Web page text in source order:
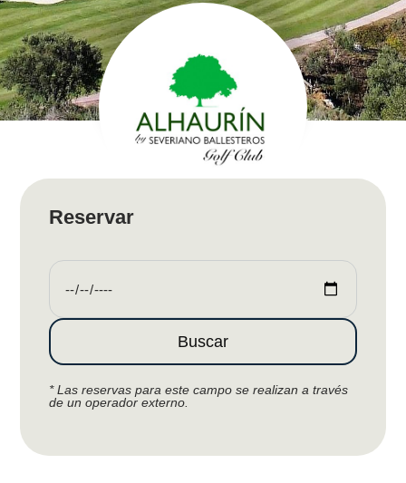
Reservar
Buscar
* Las reservas para este campo se realizan a través
de un operador externo.